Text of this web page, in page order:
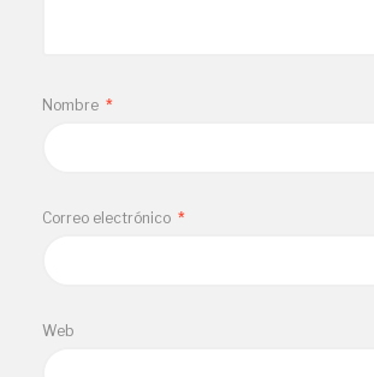
Nombre *
Correo electrónico *
Web